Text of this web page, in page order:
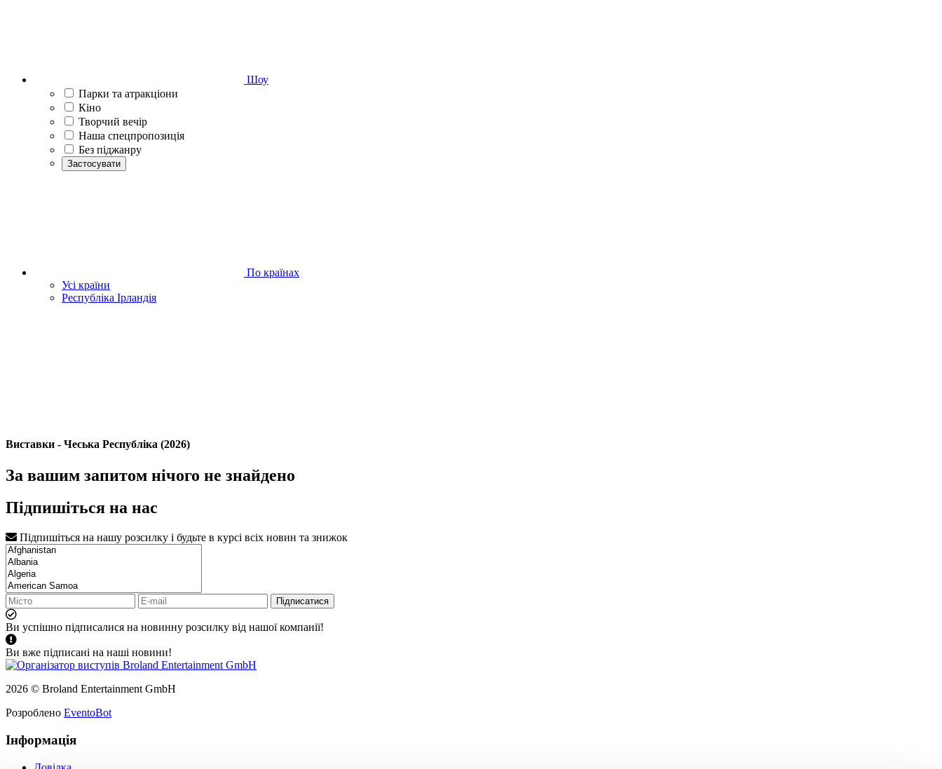
Шоу
Парки та атракціони
Кіно
Творчий вечір
Наша спецпропозиція
Без піджанру
Застосувати
По країнах
Усі країни
Республіка Ірландія
Виставки - Чеська Республіка (2026)
За вашим запитом нічого не знайдено
Підпишіться на нас
Підпишіться на нашу розсилку і будьте в курсі всіх новин та знижок
Підписатися
Ви успішно підписалися на новинну розсилку від нашої компанії!
Ви вже підписані на наші новини!
2026 © Broland Entertainment GmbH
Розроблено EventoBot
Інформація